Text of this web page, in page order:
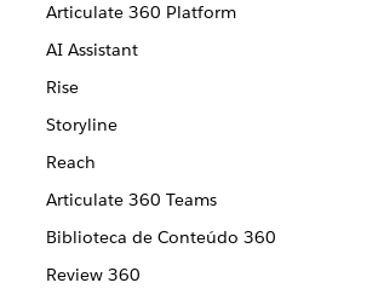
Articulate 360 Platform
AI Assistant
Rise
Storyline
Reach
Articulate 360 Teams
Biblioteca de Conteúdo 360
Review 360